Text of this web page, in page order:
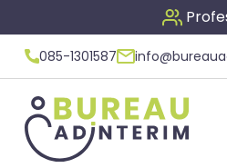
085-1301587